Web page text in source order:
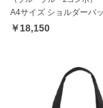
A4サイズ ショルダーバ
￥18,150